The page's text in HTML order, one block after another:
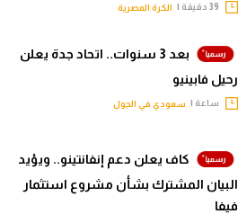
الكرة المصرية
بعد 3 سنوات.. اتحاد جدة يعلن
رحيل فابينيو
ساعة | سعودي في الجول
كاف يعلن دعم إنفانتينو.. ويؤيد
البيان المشترك بشأن مشروع استثمار
فيفا